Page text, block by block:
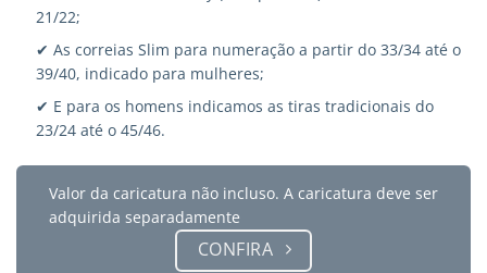
21/22;
✔ As correias Slim para numeração a partir do 33/34 até o
39/40, indicado para mulheres;
✔ E para os homens indicamos as tiras tradicionais do
23/24 até o 45/46.
Valor da caricatura não incluso. A caricatura deve ser
adquirida separadamente
CONFIRA